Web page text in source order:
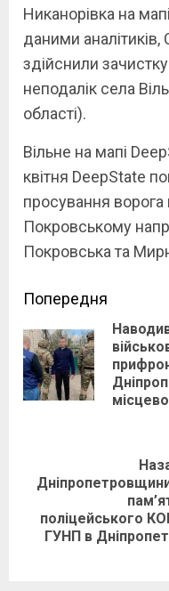
Никанорівка на
даними
здійснили
неподалік села
області).
Вільне на мапі
квітня DeepState
просування
Покровському
Покровська та
Continue
Reading
Попередня
post:
поліцейського
ГУНП в